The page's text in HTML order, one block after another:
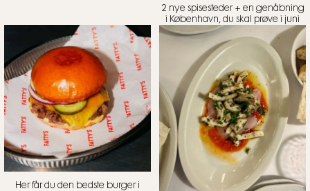
2 nye spisesteder + en genåbning
i København, du skal prøve i juni
Her får du den bedste burger i